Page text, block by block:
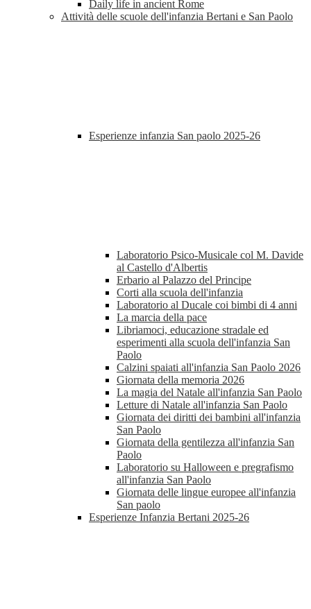
Daily life in ancient Rome
Attività delle scuole dell'infanzia Bertani e San Paolo
Esperienze infanzia San paolo 2025-26
Laboratorio Psico-Musicale col M. Davide
al Castello d'Albertis
Erbario al Palazzo del Principe
Corti alla scuola dell'infanzia
Laboratorio al Ducale coi bimbi di 4 anni
La marcia della pace
Libriamoci, educazione stradale ed
esperimenti alla scuola dell'infanzia San
Paolo
Calzini spaiati all'infanzia San Paolo 2026
Giornata della memoria 2026
La magia del Natale all'infanzia San Paolo
Letture di Natale all'infanzia San Paolo
Giornata dei diritti dei bambini all'infanzia
San Paolo
Giornata della gentilezza all'infanzia San
Paolo
Laboratorio su Halloween e pregrafismo
all'infanzia San Paolo
Giornata delle lingue europee all'infanzia
San paolo
Esperienze Infanzia Bertani 2025-26